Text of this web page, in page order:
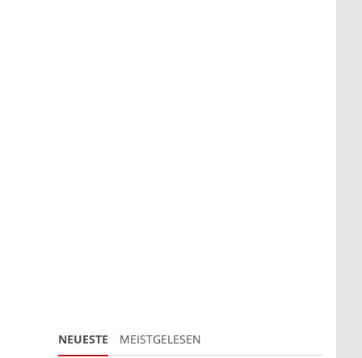
NEUESTE MEISTGELESEN